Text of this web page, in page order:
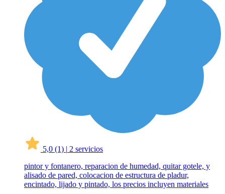
5,0 (1) | 2 servicios
pintor y fontanero, reparacion de humedad, quitar gotele, y
alisado de pared, colocacion de estructura de pladur,
encintado, lijado y pintado, los precios incluyen materiales